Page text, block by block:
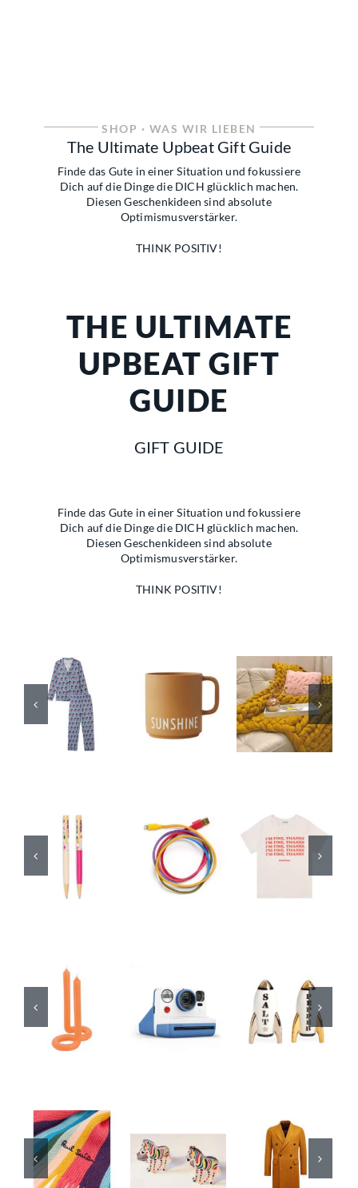
SHOP · WAS WIR LIEBEN
The Ultimate Upbeat Gift Guide
Finde das Gute in einer Situation und fokussiere
Dich auf die Dinge die DICH glücklich machen.
Diesen Geschenkideen sind absolute
Optimismusverstärker.
THINK POSITIV!
THE ULTIMATE
UPBEAT GIFT
GUIDE
GIFT GUIDE
Finde das Gute in einer Situation und fokussiere
Dich auf die Dinge die DICH glücklich machen.
Diesen Geschenkideen sind absolute
Optimismusverstärker.
THINK POSITIV!